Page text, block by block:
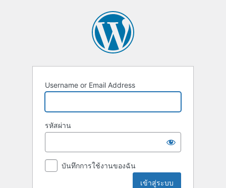
Username or Email Address
รหัสผ่าน
บันทึกการใช้งานของฉัน